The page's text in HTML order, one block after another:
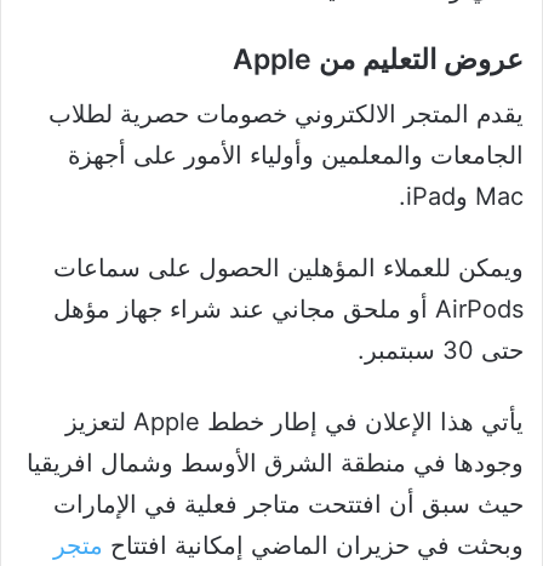
عروض التعليم من Apple
يقدم المتجر الالكتروني خصومات حصرية لطلاب
الجامعات والمعلمين وأولياء الأمور على أجهزة
Mac وiPad.
ويمكن للعملاء المؤهلين الحصول على سماعات
AirPods أو ملحق مجاني عند شراء جهاز مؤهل
حتى 30 سبتمبر.
يأتي هذا الإعلان في إطار خطط Apple لتعزيز
وجودها في منطقة الشرق الأوسط وشمال افريقيا
حيث سبق أن افتتحت متاجر فعلية في الإمارات
وبحثت في حزيران الماضي إمكانية افتتاح متجر